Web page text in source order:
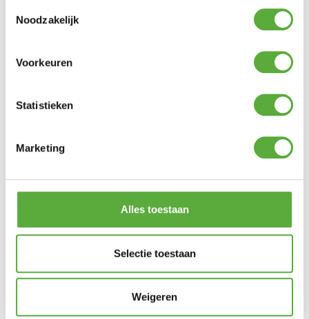
Noodzakelijk
Voorkeuren
Statistieken
Marketing
Alles toestaan
Selectie toestaan
Weigeren
Gratis verzending vanaf €250,-*
Achteraf betalen mogelijk